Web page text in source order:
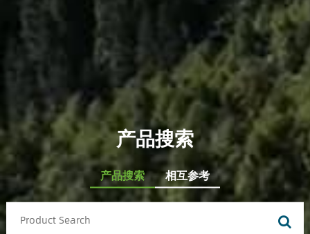
产品搜索
产品搜索 相互参考